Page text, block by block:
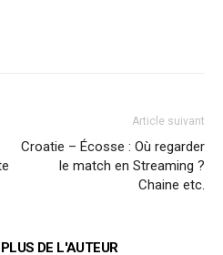
Article suivant
Croatie – Écosse : Où regarder
le match en Streaming ?
Chaine etc.
PLUS DE L'AUTEUR